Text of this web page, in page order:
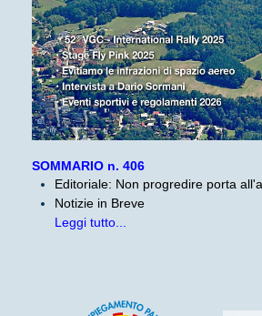
SOMMARIO n. 406
Editoriale: Non progredire porta
Notizie in Breve
Leggi tutto...